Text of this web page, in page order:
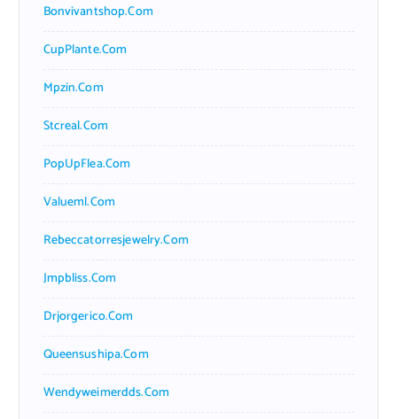
Bonvivantshop.com
CupPlante.com
Mpzin.com
Stcreal.com
PopUpFlea.com
Valueml.com
Rebeccatorresjewelry.com
Jmpbliss.com
Drjorgerico.com
Queensushipa.com
Wendyweimerdds.com